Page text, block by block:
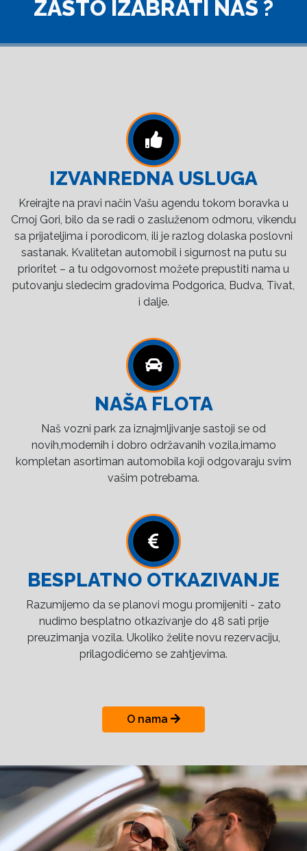
ZAŠTO IZABRATI NAS ?
IZVANREDNA USLUGA
Kreirajte na pravi način Vašu agendu tokom boravka u
Crnoj Gori, bilo da se radi o zasluženom odmoru, vikendu
sa prijateljima i porodicom, ili je razlog dolaska poslovni
sastanak. Kvalitetan automobil i sigurnost na putu su
prioritet – a tu odgovornost možete prepustiti nama u
putovanju sledecim gradovima Podgorica, Budva, Tivat,
i dalje.
NAŠA FLOTA
Naš vozni park za iznajmljivanje sastoji se od
novih,modernih i dobro održavanih vozila,imamo
kompletan asortiman automobila koji odgovaraju svim
vašim potrebama.
BESPLATNO OTKAZIVANJE
Razumijemo da se planovi mogu promijeniti - zato
nudimo besplatno otkazivanje do 48 sati prije
preuzimanja vozila. Ukoliko želite novu rezervaciju,
prilagodićemo se zahtjevima.
O nama